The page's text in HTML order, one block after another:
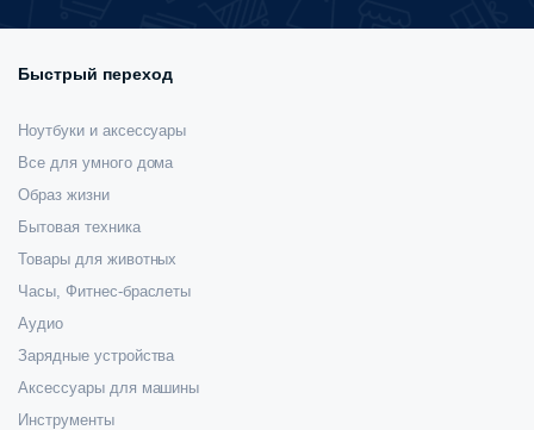
Быстрый переход
Ноутбуки и аксессуары
Все для умного дома
Образ жизни
Бытовая техника
Товары для животных
Часы, Фитнес-браслеты
Аудио
Зарядные устройства
Аксессуары для машины
Инструменты